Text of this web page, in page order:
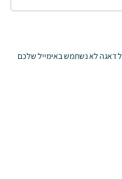
לא נשתמש באימייל שלכם